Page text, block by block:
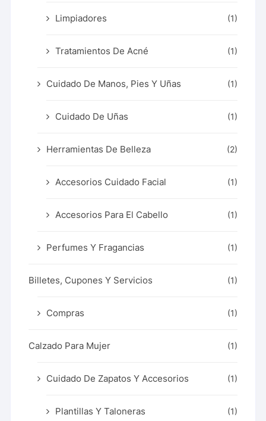
Limpiadores (1)
Tratamientos De Acné (1)
Cuidado De Manos, Pies Y Uñas (1)
Cuidado De Uñas (1)
Herramientas De Belleza (2)
Accesorios Cuidado Facial (1)
Accesorios Para El Cabello (1)
Perfumes Y Fragancias (1)
Billetes, Cupones Y Servicios (1)
Compras (1)
Calzado Para Mujer (1)
Cuidado De Zapatos Y Accesorios (1)
Plantillas Y Taloneras (1)